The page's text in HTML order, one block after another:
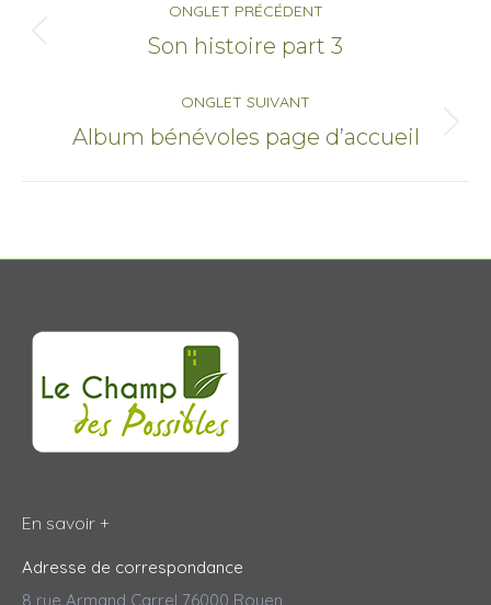
de
commentaire
ONGLET PRÉCÉDENT
Onglet
Son histoire part 3
ONGLET SUIVANT
Onglet
Album bénévoles page d’accueil
En savoir +
Adresse de correspondance
8 rue Armand Carrel 76000 Rouen